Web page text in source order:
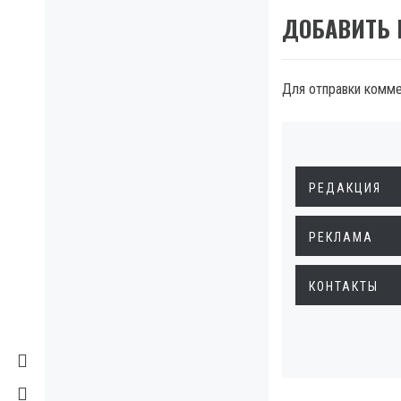
ДОБАВИТЬ
Для отправки
РЕДАКЦИЯ
РЕКЛАМА
КОНТАКТЫ